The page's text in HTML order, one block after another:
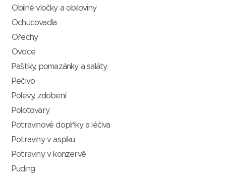
Obilné vločky a obiloviny
Ochucovadla
Ořechy
Ovoce
Paštiky, pomazánky a saláty
Pečivo
Polevy, zdobení
Polotovary
Potravinové doplňky a léčiva
Potraviny v aspiku
Potraviny v konzervě
Puding